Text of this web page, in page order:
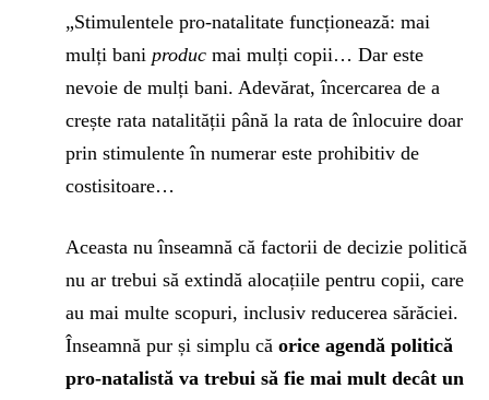
„Stimulentele pro-natalitate funcționează: mai
mulți bani produc mai mulți copii… Dar este
nevoie de mulți bani. Adevărat, încercarea de a
crește rata natalității până la rata de înlocuire doar
prin stimulente în numerar este prohibitiv de
costisitoare…
Aceasta nu înseamnă că factorii de decizie politică
nu ar trebui să extindă alocațiile pentru copii, care
au mai multe scopuri, inclusiv reducerea sărăciei.
Înseamnă pur și simplu că orice agendă politică
pro-natalistă va trebui să fie mai mult decât un